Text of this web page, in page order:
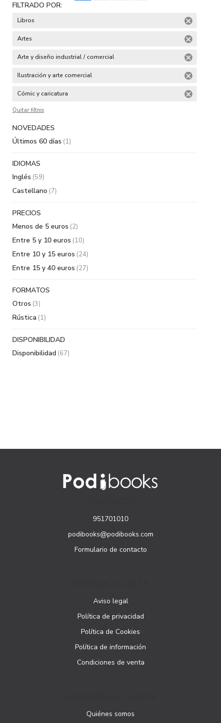
FILTRADO POR:
Libros
Artes
Arte y diseño industrial / comercial
Ilustración y arte comercial
Cómic y caricatura
Quitar filtros
NOVEDADES
Últimos 60 días (1)
IDIOMAS
Inglés (59)
Castellano (7)
PRECIOS
Menos de 5 euros (2)
Entre 5 y 10 euros (10)
Entre 10 y 15 euros (24)
Entre 15 y 40 euros (27)
FORMATOS
Otros (3)
Rústica (1)
DISPONIBILIDAD
Disponibilidad (67)
951701010
podibooks@podibooks.com
Formulario de contacto
Aviso legal
Política de privacidad
Política de Cookies
Política de información
Condiciones de venta
Quiénes somos